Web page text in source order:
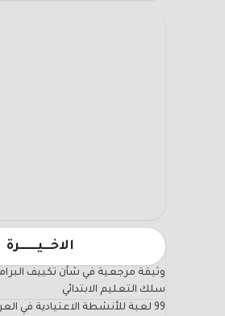
الاخـــيـــــــرة
وثيقة مرجعية في شأن تكييف
سلك التعليم الابتدائي
99 لعبة للأنشطة الاعتيادية في